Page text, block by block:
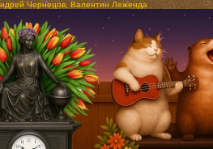
Чернецов, Валентин Леженда